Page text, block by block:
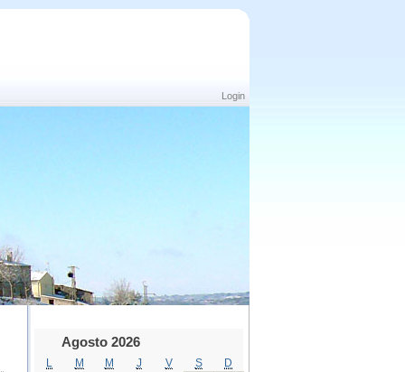
Login
Agosto 2026
M M J V S
D